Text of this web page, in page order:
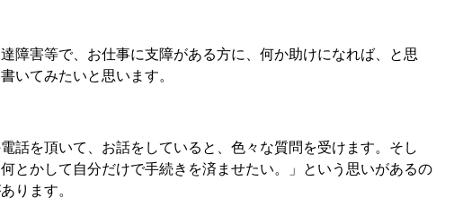
障害等で、お仕事に支障がある方に、何か助けになれば、と思
いてみたいと思います。
話を頂いて、お話をしていると、色々な質問を受けます。そし
とかして自分だけで手続きを済ませたい。」という思いがあるの
ります。